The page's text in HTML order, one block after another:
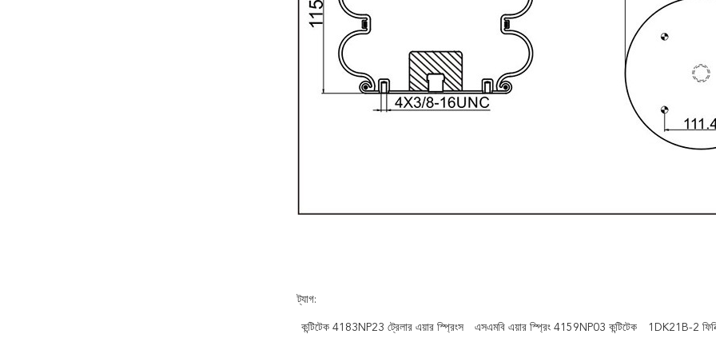
ট্যাগ:
কন্টিটেক 4183NP23 ট্রেলার এয়ার স্প্রিংস এসএমবি এয়ার স্প্রিং 4159NP03 কন্টিটেক 1DK21B-2